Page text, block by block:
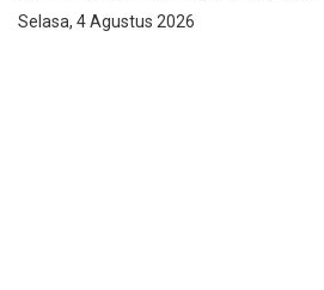
Selasa, 4 Agustus 2026